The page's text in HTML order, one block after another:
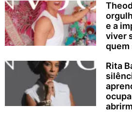
e a
viver
quem
Rita